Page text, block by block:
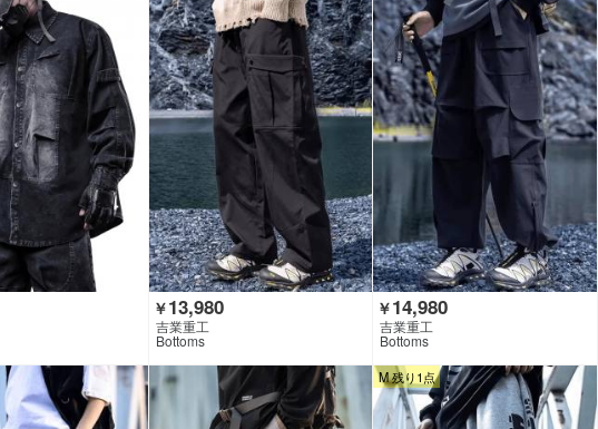
￥13,980
吉業重工
Bottoms
￥14,980
吉業重工
Bottoms
M 残り1点